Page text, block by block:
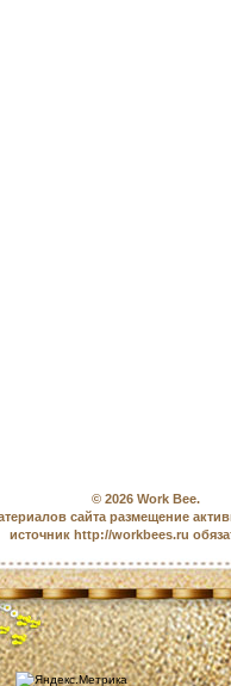
© 2026 Work Bee.
сайта размещение
источник http://workbees.ru